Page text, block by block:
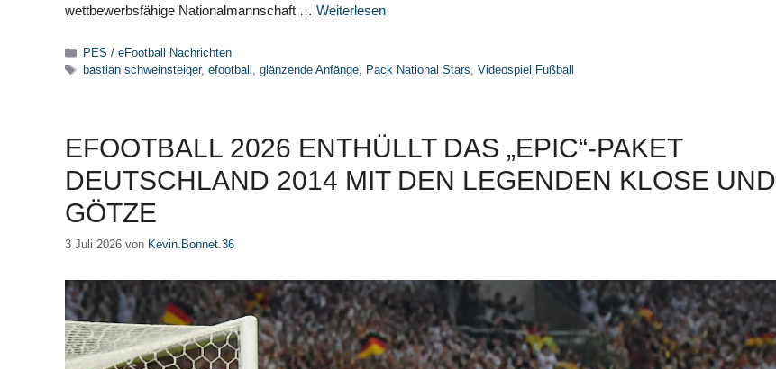
wettbewerbsfähige Nationalmannschaft … Weiterlesen
Kategorien
PES / eFootball Nachrichten
Schlagwörter
bastian schweinsteiger,efootball ,glänzende Anfänge, Pack National Stars,Videospiel Fußball
EFOOTBALL 2026 ENTHÜLLT DAS „EPIC“-PAKET
DEUTSCHLAND 2014 MIT DEN LEGENDEN KLOSE UND
GÖTZE
3 Juli 2026 von Kevin.Bonnet.36